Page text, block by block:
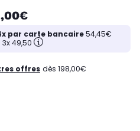
par carte bancaire54,45€
49,50
offres dès 198,00€